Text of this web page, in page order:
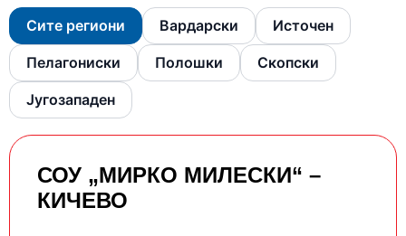
Сите региони Вардарски Источен
Пелагониски Полошки Скопски
Југозападен
СОУ „МИРКО МИЛЕСКИ“ –
КИЧЕВО